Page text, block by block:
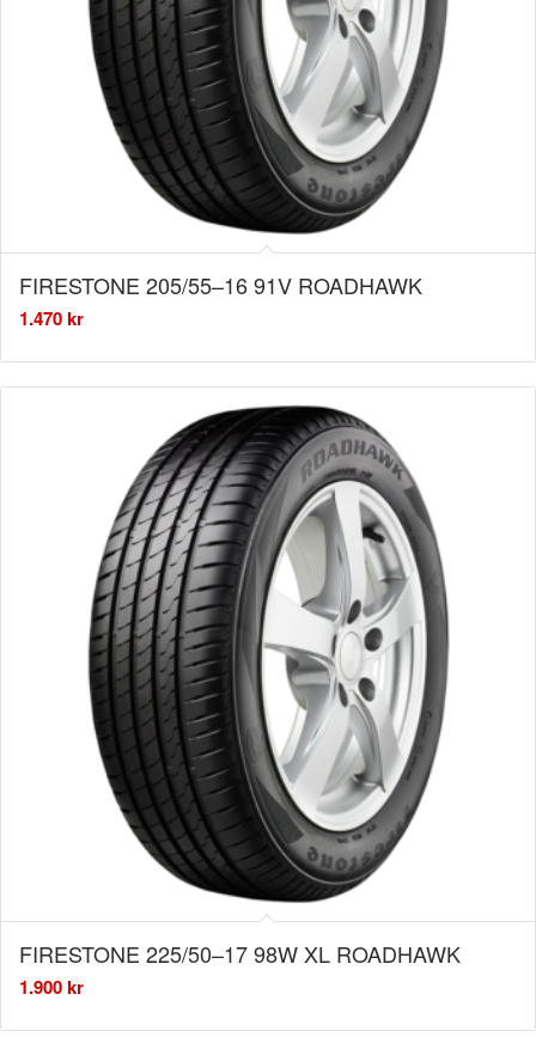
FIRESTONE 205/55–16 91V ROADHAWK
1.470kr
FIRESTONE 225/50–17 98W XL ROADHAWK
1.900kr